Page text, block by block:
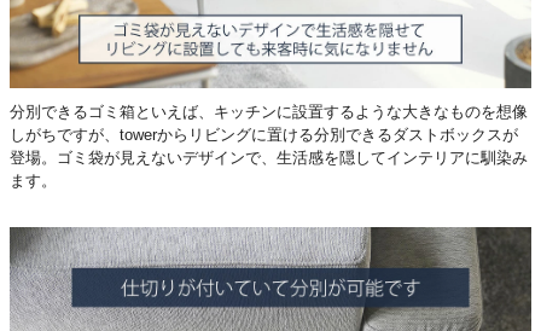
分別できるゴミ箱といえば、キッチンに設置するような大きなものを想像
しがちですが、towerからリビングに置ける分別できるダストボックスが
登場。ゴミ袋が見えないデザインで、生活感を隠してインテリアに馴染み
ます。